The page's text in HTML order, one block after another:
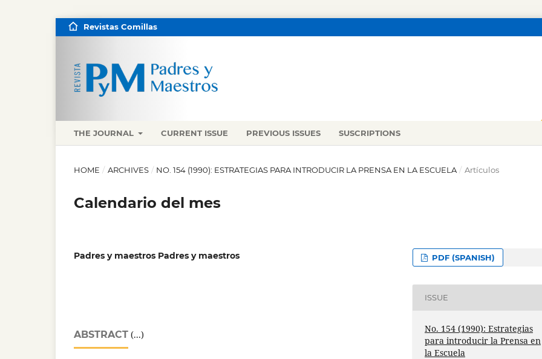
THE JOURNAL CURRENT ISSUE PREVIOUS ISSUES SUSCRIPTIONS
Revistas Comillas
HOME / ARCHIVES / NO. 154 (1990): ESTRATEGIAS PARA INTRODUCIR LA PRENSA EN LA ESCUELA / Artículos
Calendario del mes
Padres y maestros Padres y maestros
ABSTRACT (...)
PDF (SPANISH)
ISSUE
No. 154 (1990): Estrategias
para introducir la Prensa en
la Escuela